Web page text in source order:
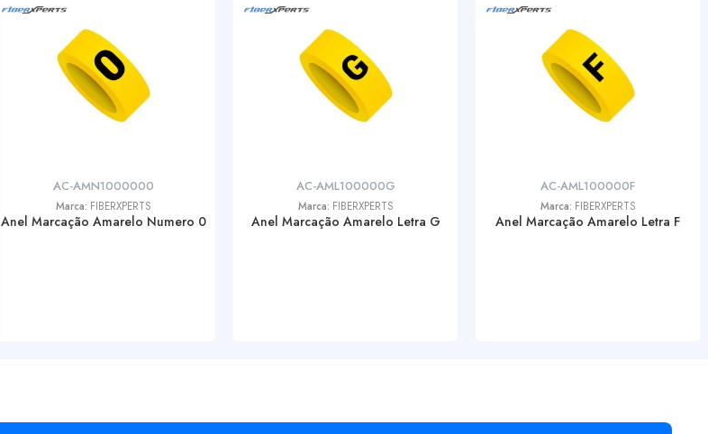
AC-AMN1000000
Marca: FIBERXPERTS
Anel Marcação Amarelo Numero 0
AC-AML100000G
Marca: FIBERXPERTS
Anel Marcação Amarelo Letra G
AC-AML100000F
Marca: FIBERXPERTS
Anel Marcação Amarelo Letra F